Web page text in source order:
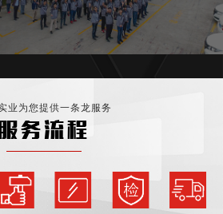
业为您提供一条龙服务
务流程